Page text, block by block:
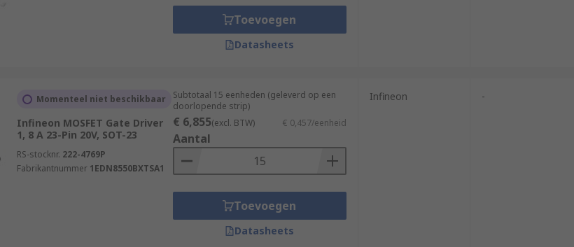
Toevoegen
Datasheets
Momenteel niet beschikbaar
Infineon MOSFET Gate Driver
1, 8 A 23-Pin 20V, SOT-23
RS-stocknr. 222-4769P
Fabrikantnummer 1EDN8550BXTSA1
Subtotaal 15 eenheden (geleverd op een
doorlopende strip)
€ 6,855(excl. BTW) € 0,457/eenheid
Aantal
Toevoegen
Datasheets
Infineon -